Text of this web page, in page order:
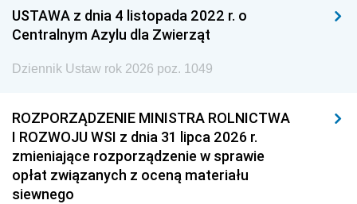
USTAWA z dnia 4 listopada 2022 r. o
Centralnym Azylu dla Zwierząt
Dziennik Ustaw rok 2026 poz. 1049
ROZPORZĄDZENIE MINISTRA ROLNICTWA
I ROZWOJU WSI z dnia 31 lipca 2026 r.
zmieniające rozporządzenie w sprawie
opłat związanych z oceną materiału
siewnego